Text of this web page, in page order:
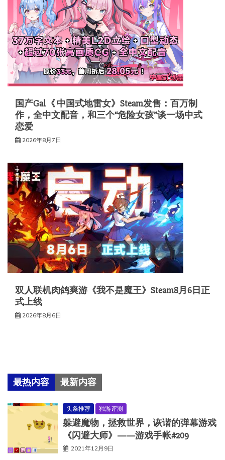
国产Gal《 中国式地雷女》Steam发售：百万制
作，全中文配音，和三个“危险女孩”谈一场中式
恋爱
2026年8月7日
双人联机肉鸽爽游《我不是魔王》Steam8月6日正
式上线
2026年8月6日
最热内容 最新内容
头条推荐 独游评测
躲避魔物，拯救世界，诙谐的弹幕游戏
《闪避大师》——游戏手帐#209
2021年12月9日